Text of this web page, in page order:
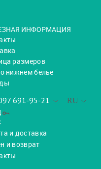
ИНФОРМАЦИЯ
размеров
нижнем белье
RU
691-95-21
и доставка
и возврат